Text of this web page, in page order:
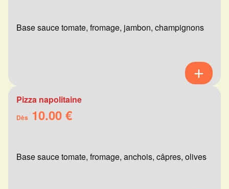
Base sauce tomate, fromage, jambon, champignons
Pizza napolitaine
Dès 10.00 €
Base sauce tomate, fromage, anchois, câpres, olives